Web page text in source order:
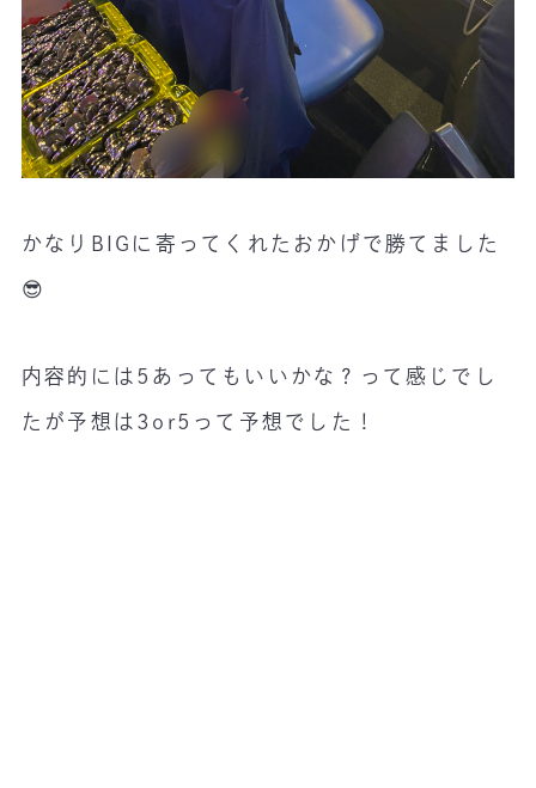
かなりBIGに寄ってくれたおかげで勝てました
😎
内容的には5あってもいいかな？って感じでし
たが予想は3or5って予想でした！